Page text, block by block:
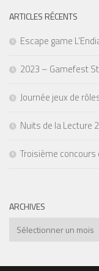
ARTICLES RÉCENTS
Escape game
2023 – Gamefest
Journée jeux de
Nuits de la Lecture
Troisième
ARCHIVES
Archives